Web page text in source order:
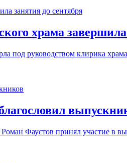
храма
под руководством клирика
Фаустов принял участие в